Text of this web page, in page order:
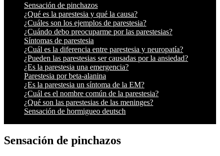
Sensación de pinchazos
¿Qué es la parestesia y qué la causa?
¿Cuáles son los ejemplos de parestesia?
¿Cuándo debo preocuparme por las parestesias?
Síntomas de parestesia
¿Cuál es la diferencia entre parestesia y neuropatía?
¿Pueden las parestesias ser causadas por la ansiedad?
¿Es la parestesia una emergencia?
Parestesia por beta-alanina
¿Es la parestesia un síntoma de la EM?
¿Cuál es el nombre común de la parestesia?
¿Qué son las parestesias de las meninges?
Sensación de hormigueo deutsch
Sensación de pinchazos